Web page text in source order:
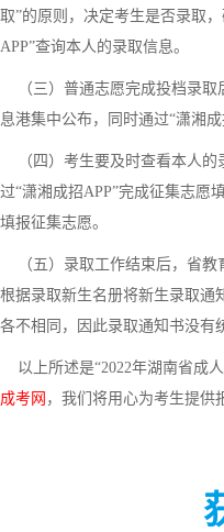
取”的原则，决定考生是否录取
APP”查询本人的录取信息。
（三）普通志愿完成投档录取
息港集中公布，同时通过“潇湘成
（四）考生要及时查看本人的
过“潇湘成招APP”完成征集志愿
填报征集志愿。
（五）录取工作结束后，省教
根据录取新生名册将新生录取通
各不相同，因此录取通知书没有
以上所述是“2022年湖南省成
成考网 ，我们将用心为考生提供